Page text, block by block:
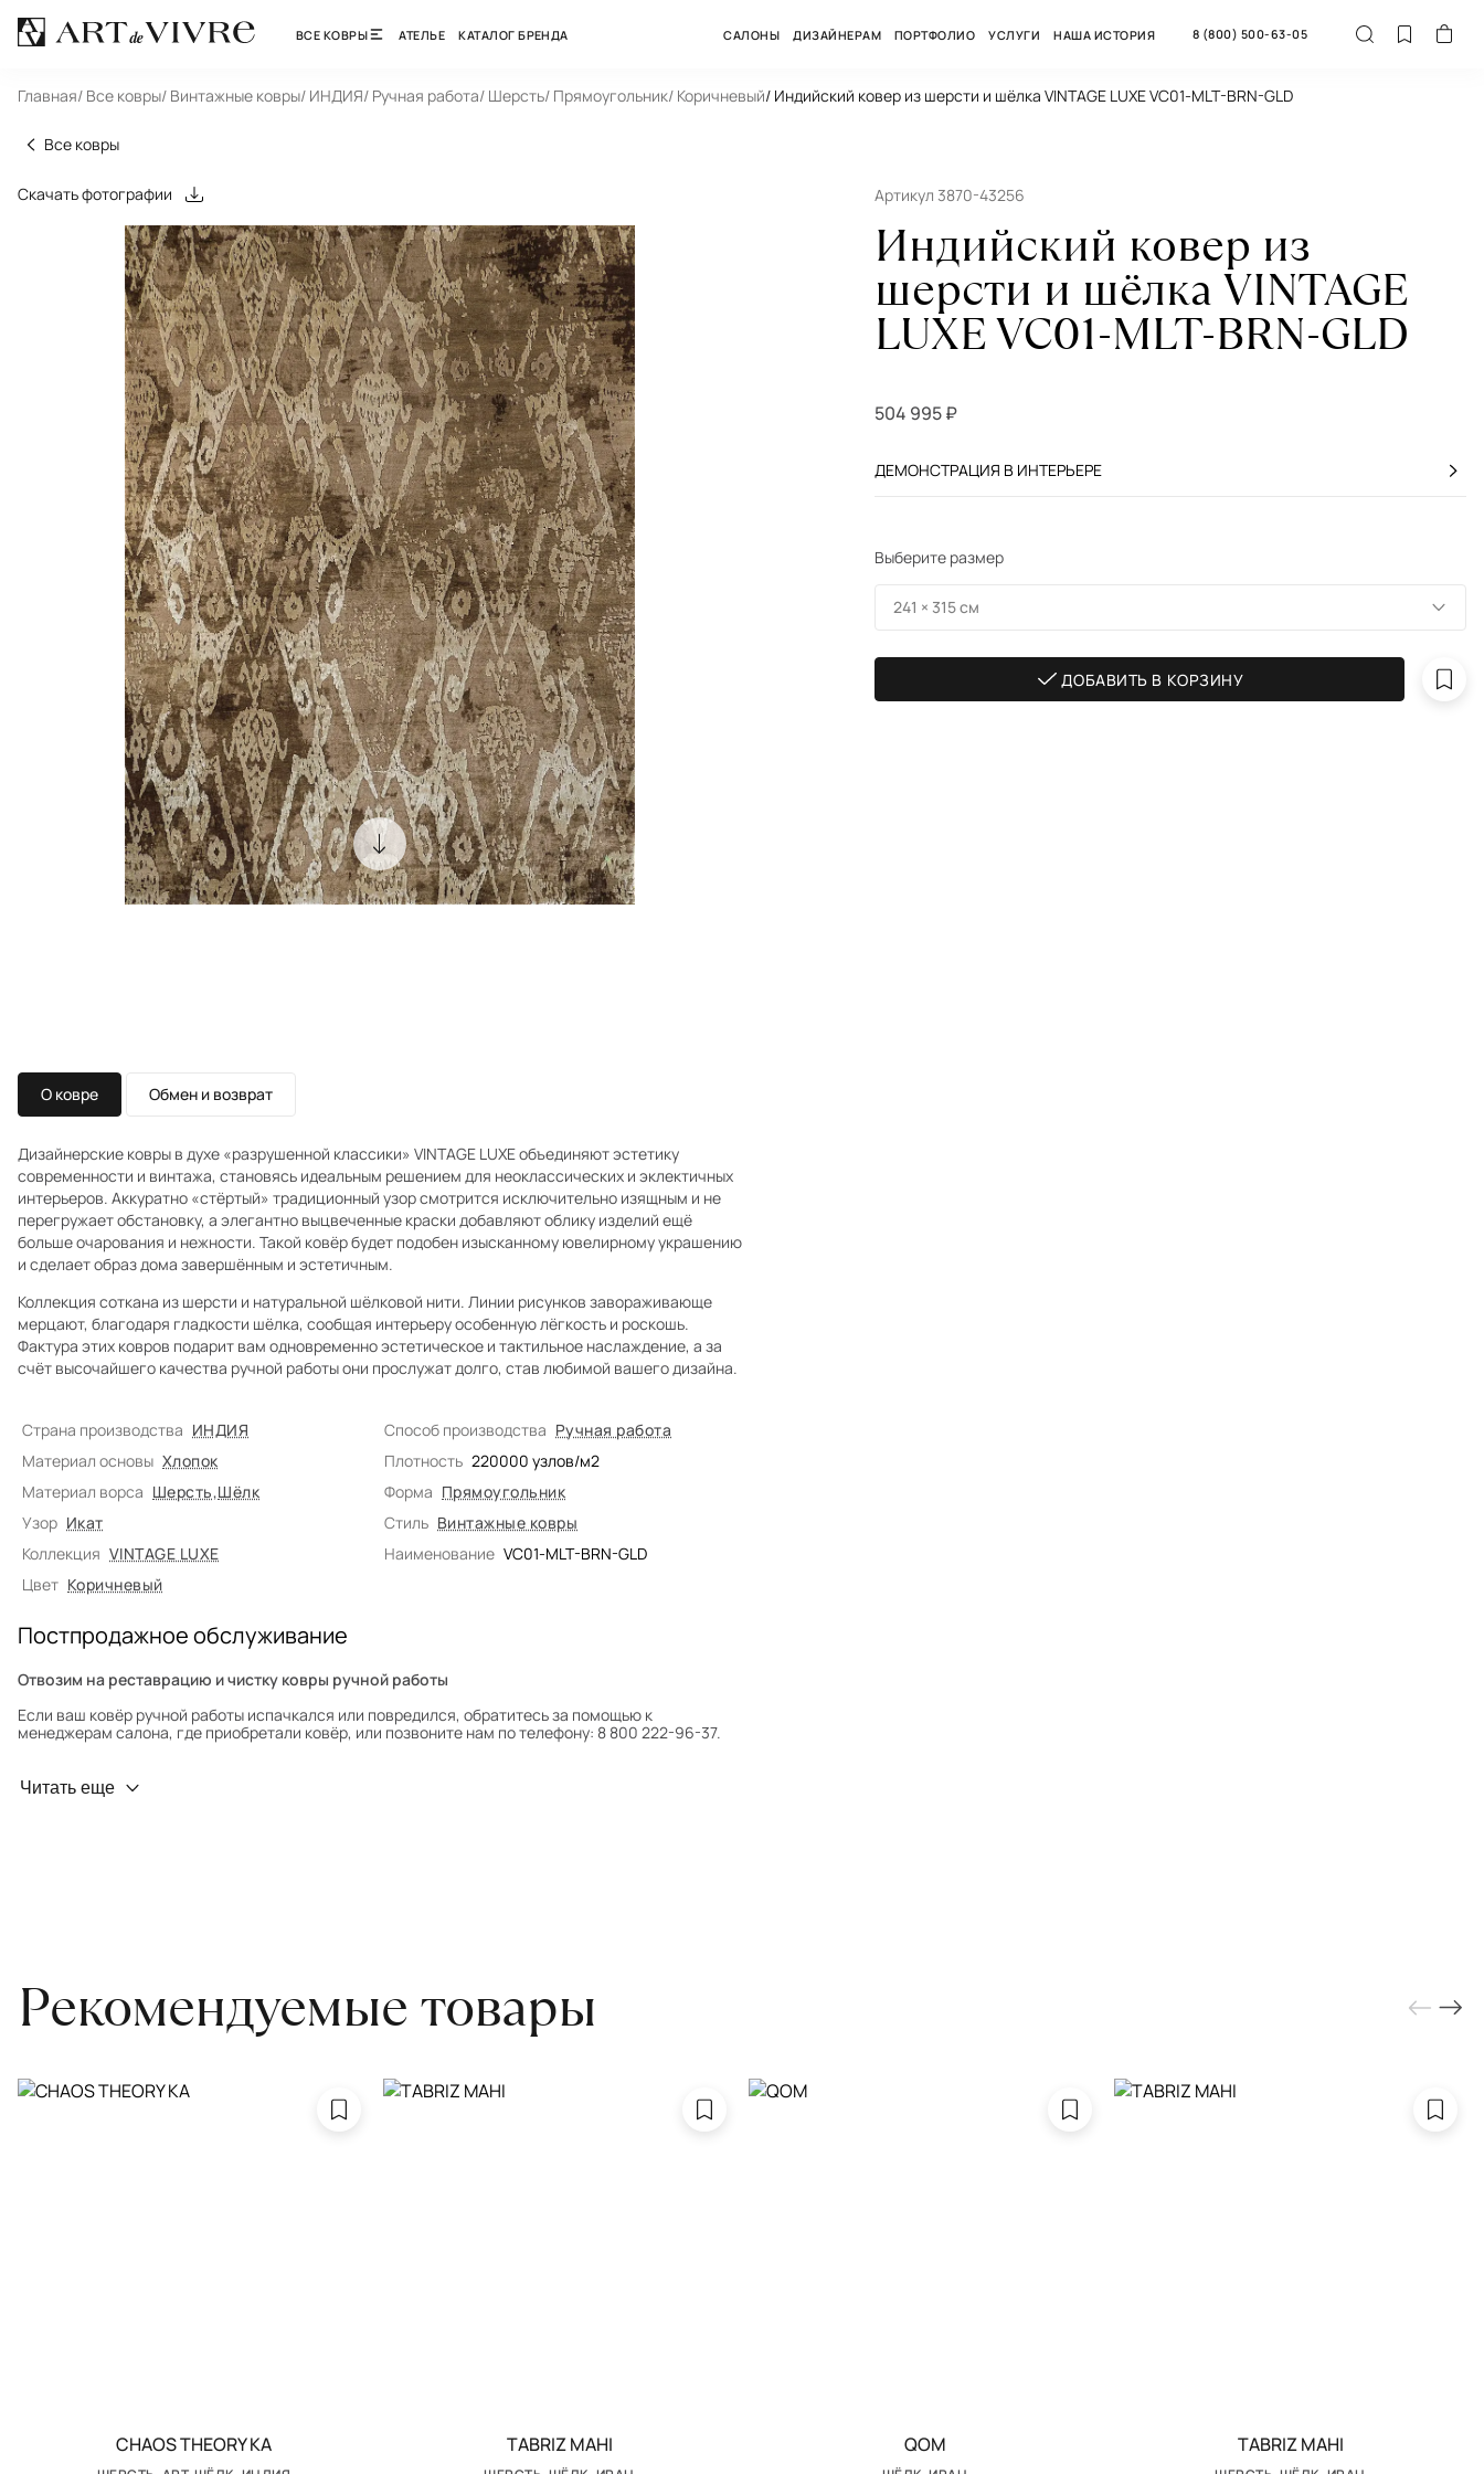
ВСЕ КОВРЫ АТЕЛЬЕ КАТАЛОГ БРЕНДА САЛОНЫ ДИЗАЙНЕРАМ ПОРТФОЛИО УСЛУГИ НАША ИСТОРИЯ 8 (800) 500-63-05
Главная/ Все ковры/ Винтажные ковры/ ИНДИЯ/ Ручная работа/ Шерсть/ Прямоугольник/ Коричневый/ Индийский ковер из шерсти и шёлка VINTAGE LUXE VC01-MLT-BRN-GLD
Все ковры
Скачать фотографии
О ковре Обмен и возврат
Дизайнерские ковры в духе «разрушенной классики» VINTAGE LUXE объединяют эстетику
современности и винтажа, становясь идеальным решением для неоклассических и эклектичных
интерьеров. Аккуратно «стёртый» традиционный узор смотрится исключительно изящным и не
перегружает обстановку, а элегантно выцвеченные краски добавляют облику изделий ещё
больше очарования и нежности. Такой ковёр будет подобен изысканному ювелирному украшению
и сделает образ дома завершённым и эстетичным.
Коллекция соткана из шерсти и натуральной шёлковой нити. Линии рисунков завораживающе
мерцают, благодаря гладкости шёлка, сообщая интерьеру особенную лёгкость и роскошь.
Фактура этих ковров подарит вам одновременно эстетическое и тактильное наслаждение, а за
счёт высочайшего качества ручной работы они прослужат долго, став любимой вашего дизайна.
Страна производства ИНДИЯ Способ производства Ручная работа
Материал основы Хлопок Плотность 220000 узлов/м2
Материал ворса Шерсть,Шёлк Форма Прямоугольник
Узор Икат Стиль Винтажные ковры
Коллекция VINTAGE LUXE Наименование VC01-MLT-BRN-GLD
Цвет Коричневый
Постпродажное обслуживание
Отвозим на реставрацию и чистку ковры ручной работы
Если ваш ковёр ручной работы испачкался или повредился, обратитесь за помощью к
менеджерам салона, где приобретали ковёр, или позвоните нам по телефону: 8 800 222-96-37.
Профилактика износа
Читать еще
Артикул 3870-43256
Индийский ковер из
шерсти и шёлка VINTAGE
LUXE VC01-MLT-BRN-GLD
504 995 ₽
ДЕМОНСТРАЦИЯ В ИНТЕРЬЕРЕ
Выберите размер
241 × 315 см
ДОБАВИТЬ В КОРЗИНУ
Рекомендуемые товары
CHAOS THEORY KA TABRIZ MAHI QOM TABRIZ MAHI